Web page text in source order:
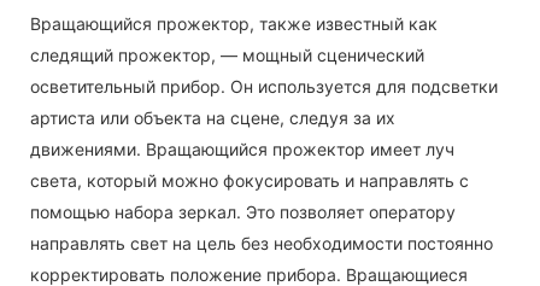
Вращающийся прожектор, также известный как
следящий прожектор, — мощный сценический
осветительный прибор. Он используется для подсветки
артиста или объекта на сцене, следуя за их
движениями. Вращающийся прожектор имеет луч
света, который можно фокусировать и направлять с
помощью набора зеркал. Это позволяет оператору
направлять свет на цель без необходимости постоянно
корректировать положение прибора. Вращающиеся